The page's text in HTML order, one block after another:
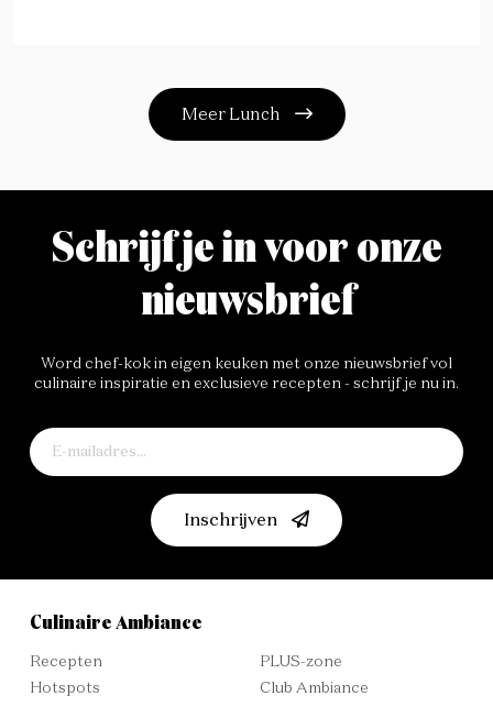
Meer Lunch
Schrijf je in voor onze
nieuwsbrief
Word chef-kok in eigen keuken met onze nieuwsbrief vol
culinaire inspiratie en exclusieve recepten - schrijf je nu in.
Inschrijven
Culinaire Ambiance
Recepten
Hotspots
PLUS-zone
Club Ambiance